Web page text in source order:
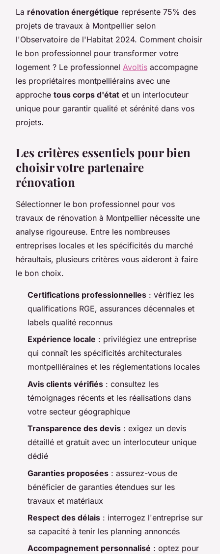
La rénovation énergétique représente 75% des
projets de travaux à Montpellier selon
l'Observatoire de l'Habitat 2024. Comment choisir
le bon professionnel pour transformer votre
logement ? Le professionnel Avoltis accompagne
les propriétaires montpelliérains avec une
approche tous corps d'état et un interlocuteur
unique pour garantir qualité et sérénité dans vos
projets.
Les critères essentiels pour bien
choisir votre partenaire
rénovation
Sélectionner le bon professionnel pour vos
travaux de rénovation à Montpellier nécessite une
analyse rigoureuse. Entre les nombreuses
entreprises locales et les spécificités du marché
héraultais, plusieurs critères vous aideront à faire
le bon choix.
Certifications professionnelles : vérifiez les
qualifications RGE, assurances décennales et
labels qualité reconnus
Expérience locale : privilégiez une entreprise
qui connaît les spécificités architecturales
montpelliéraines et les réglementations locales
Avis clients vérifiés : consultez les
témoignages récents et les réalisations dans
votre secteur géographique
Transparence des devis : exigez un devis
détaillé et gratuit avec un interlocuteur unique
dédié
Garanties proposées : assurez-vous de
bénéficier de garanties étendues sur les
travaux et matériaux
Respect des délais : interrogez l'entreprise sur
sa capacité à tenir les planning annoncés
Accompagnement personnalisé : optez pour